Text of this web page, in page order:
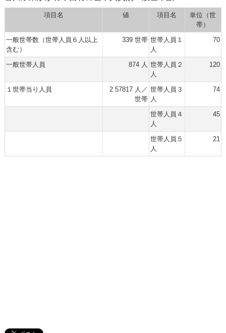
項目名 値 項目名
単位（世
帯）
一般世帯数（世帯人員６人以上
含む）
339 世帯 世帯人員１
人
70
一般世帯人員 874 人 世帯人員２
人
120
１世帯当り人員
2.57817 人／
世帯
世帯人員３
人
74
世帯人員４
人
45
世帯人員５
人
21